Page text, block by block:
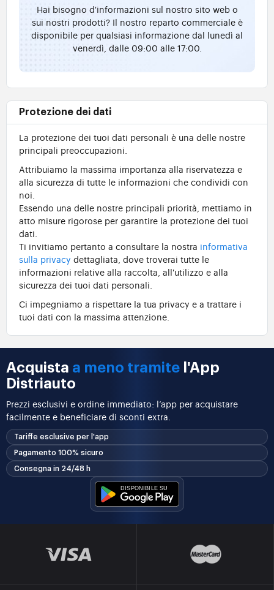
Hai bisogno d'informazioni sul nostro sito web o
sui nostri prodotti? Il nostro reparto commerciale è
disponibile per qualsiasi informazione dal lunedì al
venerdì, dalle 09:00 alle 17:00.
Protezione dei dati
La protezione dei tuoi dati personali è una delle nostre
principali preoccupazioni.
Attribuiamo la massima importanza alla riservatezza e
alla sicurezza di tutte le informazioni che condividi con
noi.
Essendo una delle nostre principali priorità, mettiamo in
atto misure rigorose per garantire la protezione dei tuoi
dati.
Ti invitiamo pertanto a consultare la nostra informativa
sulla privacy dettagliata, dove troverai tutte le
informazioni relative alla raccolta, all'utilizzo e alla
sicurezza dei tuoi dati personali.
Ci impegniamo a rispettare la tua privacy e a trattare i
tuoi dati con la massima attenzione.
Acquista a meno tramite l'App
Distriauto
Prezzi esclusivi e ordine immediato: l’app per acquistare
facilmente e beneficiare di sconti extra.
Tariffe esclusive per l'app
Pagamento 100% sicuro
Consegna in 24/48 h